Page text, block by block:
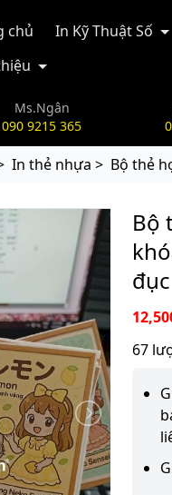
chủ In Kỹ Thuật Số
Ms.Ngân
090 9215 365
In thẻ nhựa > Bộ thẻ
Bộ
67